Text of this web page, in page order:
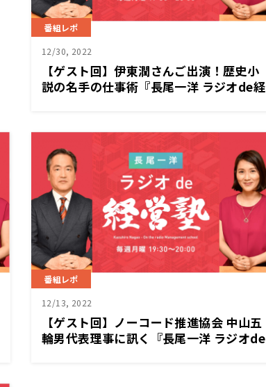
番組レポ
12/30, 2022
【ゲスト回】伊東潤さんご出演！歴史小
説の名手の仕事術『長尾一洋 ラジオde経
番組レポ
12/13, 2022
【ゲスト回】ノーコード推進協会 中山五
輪男代表理事に訊く『長尾一洋 ラジオde